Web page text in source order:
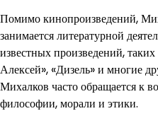
Помимо кинопроизведений,
занимается литературной
известных произведений,
Алексей», «Дизель» и многие
Михалков часто обращается к
философии, морали и этики.